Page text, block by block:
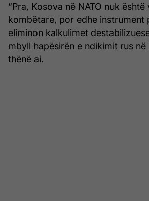
“Pra, Kosova në NATO nuk
kombëtare, por edhe instrument
eliminon kalkulimet
mbyll hapësirën e ndikimit rus në
thënë ai.